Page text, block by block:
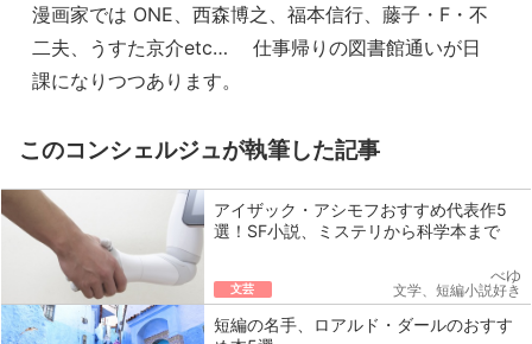
漫画家では ONE、西森博之、福本信行、藤子・F・不
二夫、うすた京介etc… 仕事帰りの図書館通いが日
課になりつつあります。
このコンシェルジュが執筆した記事
アイザック・アシモフおすすめ代表作5
選！SF小説、ミステリから科学本まで
文芸
べゆ
文学、短編小説好き
短編の名手、ロアルド・ダールのおすす